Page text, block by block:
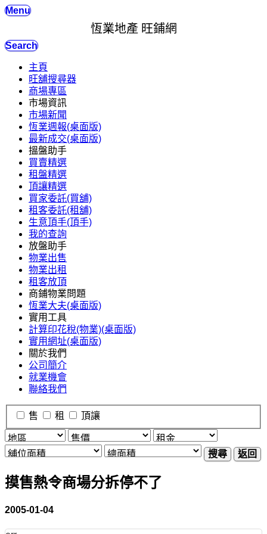
Menu
恆業地產 旺鋪網
Search
主頁
旺舖搜尋器
商場專區
市場資訊
市場新聞
恆業週報(桌面版)
最新成交(桌面版)
搵盤助手
買賣精選
租盤精選
頂讓精選
買家委託(買舖)
租客委託(租舖)
生意頂手(頂手)
我的查詢
放盤助手
物業出售
物業出租
租客放頂
商鋪物業問題
恆業大夫(桌面版)
實用工具
計算印花稅(物業)(桌面版)
實用網址(桌面版)
關於我們
公司簡介
就業機會
聯絡我們
售 租 頂讓
搜尋 返回
摸售熱令商場分拆停不了
2005-01-04